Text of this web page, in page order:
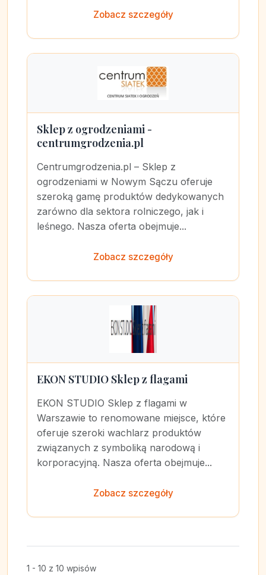
Zobacz szczegóły
Sklep z ogrodzeniami -
centrumgrodzenia.pl
Centrumgrodzenia.pl – Sklep z
ogrodzeniami w Nowym Sączu oferuje
szeroką gamę produktów dedykowanych
zarówno dla sektora rolniczego, jak i
leśnego. Nasza oferta obejmuje...
Zobacz szczegóły
EKON STUDIO Sklep z flagami
EKON STUDIO Sklep z flagami w
Warszawie to renomowane miejsce, które
oferuje szeroki wachlarz produktów
związanych z symboliką narodową i
korporacyjną. Nasza oferta obejmuje...
Zobacz szczegóły
1 - 10 z 10 wpisów